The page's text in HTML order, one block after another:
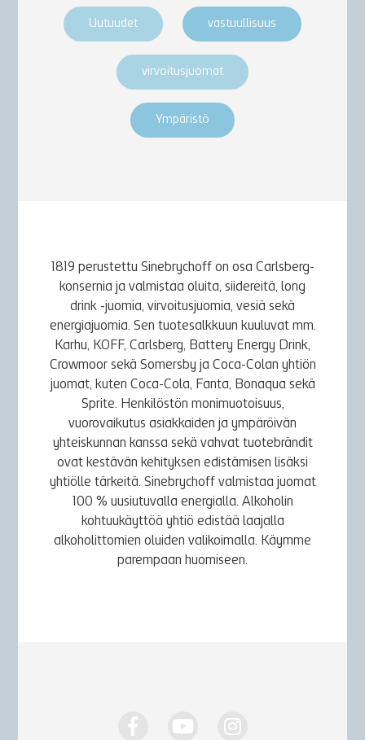
Uutuudet vastuullisuus
virvoitusjuomat
Ympäristö
1819 perustettu Sinebrychoff on osa Carlsberg-
konsernia ja valmistaa oluita, siidereitä, long
drink -juomia, virvoitusjuomia, vesiä sekä
energiajuomia. Sen tuotesalkkuun kuuluvat mm.
Karhu, KOFF, Carlsberg, Battery Energy Drink,
Crowmoor sekä Somersby ja Coca-Colan yhtiön
juomat, kuten Coca-Cola, Fanta, Bonaqua sekä
Sprite. Henkilöstön monimuotoisuus,
vuorovaikutus asiakkaiden ja ympäröivän
yhteiskunnan kanssa sekä vahvat tuotebrändit
ovat kestävän kehityksen edistämisen lisäksi
yhtiölle tärkeitä. Sinebrychoff valmistaa juomat
100 % uusiutuvalla energialla. Alkoholin
kohtuukäyttöä yhtiö edistää laajalla
alkoholittomien oluiden valikoimalla. Käymme
parempaan huomiseen.